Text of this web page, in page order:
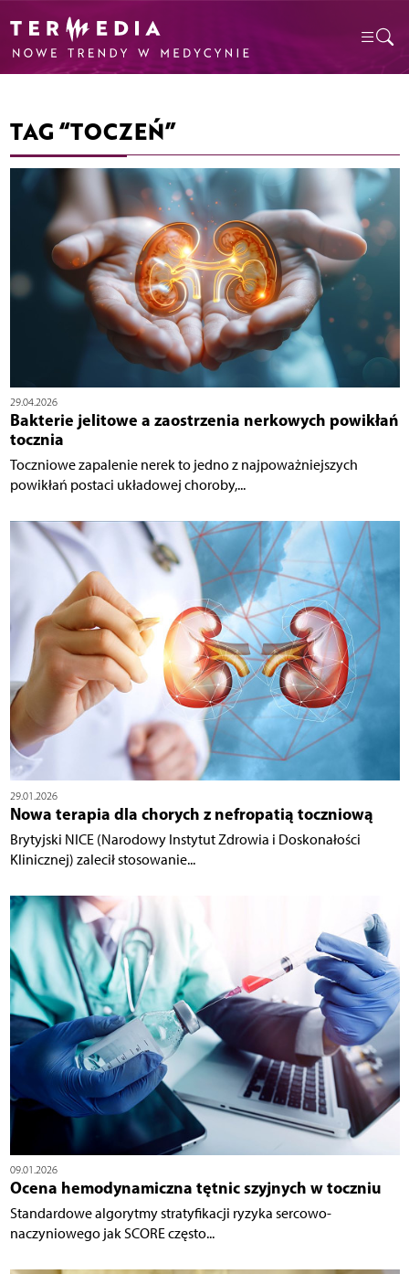
TAG “TOCZEŃ”
29.04.2026
Bakterie jelitowe a zaostrzenia nerkowych powikłań
tocznia
Toczniowe zapalenie nerek to jedno z najpoważniejszych
powikłań postaci układowej choroby,...
29.01.2026
Nowa terapia dla chorych z nefropatią toczniową
Brytyjski NICE (Narodowy Instytut Zdrowia i Doskonałości
Klinicznej) zalecił stosowanie...
09.01.2026
Ocena hemodynamiczna tętnic szyjnych w toczniu
Standardowe algorytmy stratyfikacji ryzyka sercowo-
naczyniowego jak SCORE często...